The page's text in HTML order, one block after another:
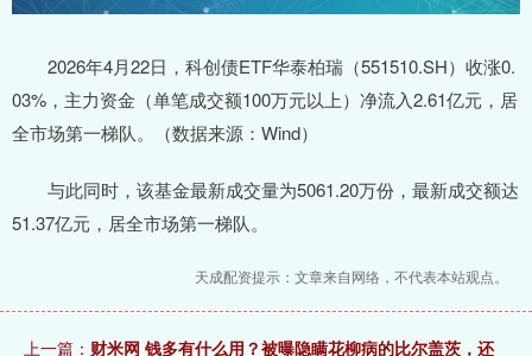
2026年4月22日，科创债ETF华泰柏瑞（551510.SH）收涨0.
03%，主力资金（单笔成交额100万元以上）净流入2.61亿元，居
全市场第一梯队。（数据来源：Wind）
与此同时，该基金最新成交量为5061.20万份，最新成交额达
51.37亿元，居全市场第一梯队。
天成配资提示：文章来自网络，不代表本站观点。
上一篇： 财米网 钱多有什么用？被曝隐瞒花柳病的比尔盖茨，还